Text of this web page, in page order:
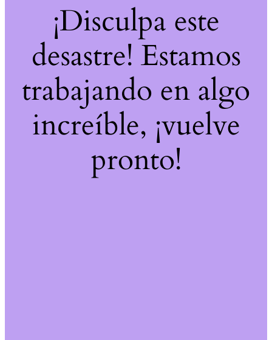
¡Disculpa este
desastre! Estamos
trabajando en algo
increíble, ¡vuelve
pronto!